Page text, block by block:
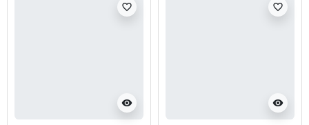
visibility
favorite_border
visibility
favorite_border